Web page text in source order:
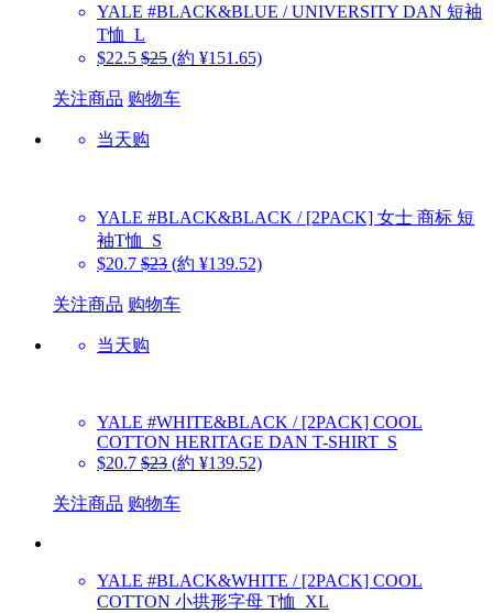
YALE #BLACK&BLUE / UNIVERSITY DAN 短袖
T恤_L
$22.5 $25 (約 ¥151.65)
关注商品 购物车
当天购
YALE #BLACK&BLACK / [2PACK] 女士 商标 短
袖T恤_S
$20.7 $23 (約 ¥139.52)
关注商品 购物车
当天购
YALE #WHITE&BLACK / [2PACK] COOL
COTTON HERITAGE DAN T-SHIRT_S
$20.7 $23 (約 ¥139.52)
关注商品 购物车
YALE #BLACK&WHITE / [2PACK] COOL
COTTON 小拱形字母 T恤_XL